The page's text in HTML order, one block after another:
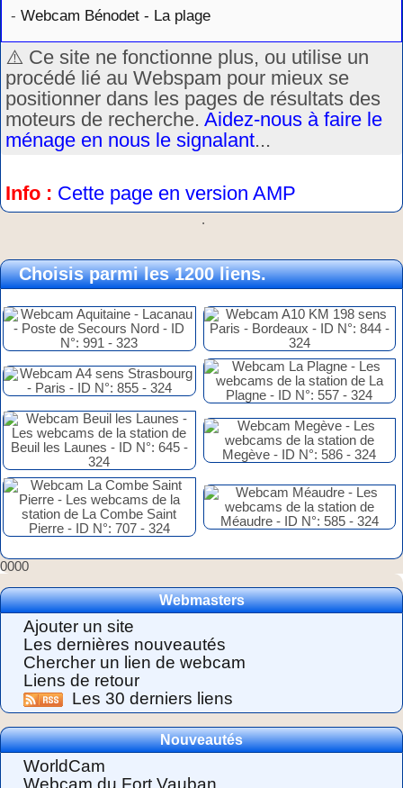
- Webcam Bénodet - La plage
⚠️ Ce site ne fonctionne plus, ou utilise un
procédé lié au Webspam pour mieux se
positionner dans les pages de résultats des
moteurs de recherche. Aidez-nous à faire le
ménage en nous le signalant...
Info : Cette page en version AMP
.
Choisis parmi les 1200 liens.
0000
Webmasters
Ajouter un site
Les dernières nouveautés
Chercher un lien de webcam
Liens de retour
Les 30 derniers liens
Nouveautés
WorldCam
Webcam du Fort Vauban